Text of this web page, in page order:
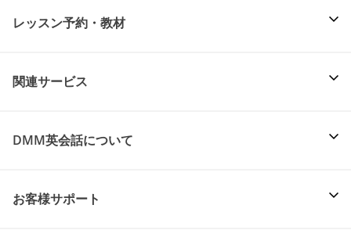
レッスン予約・教材
関連サービス
DMM英会話について
お客様サポート